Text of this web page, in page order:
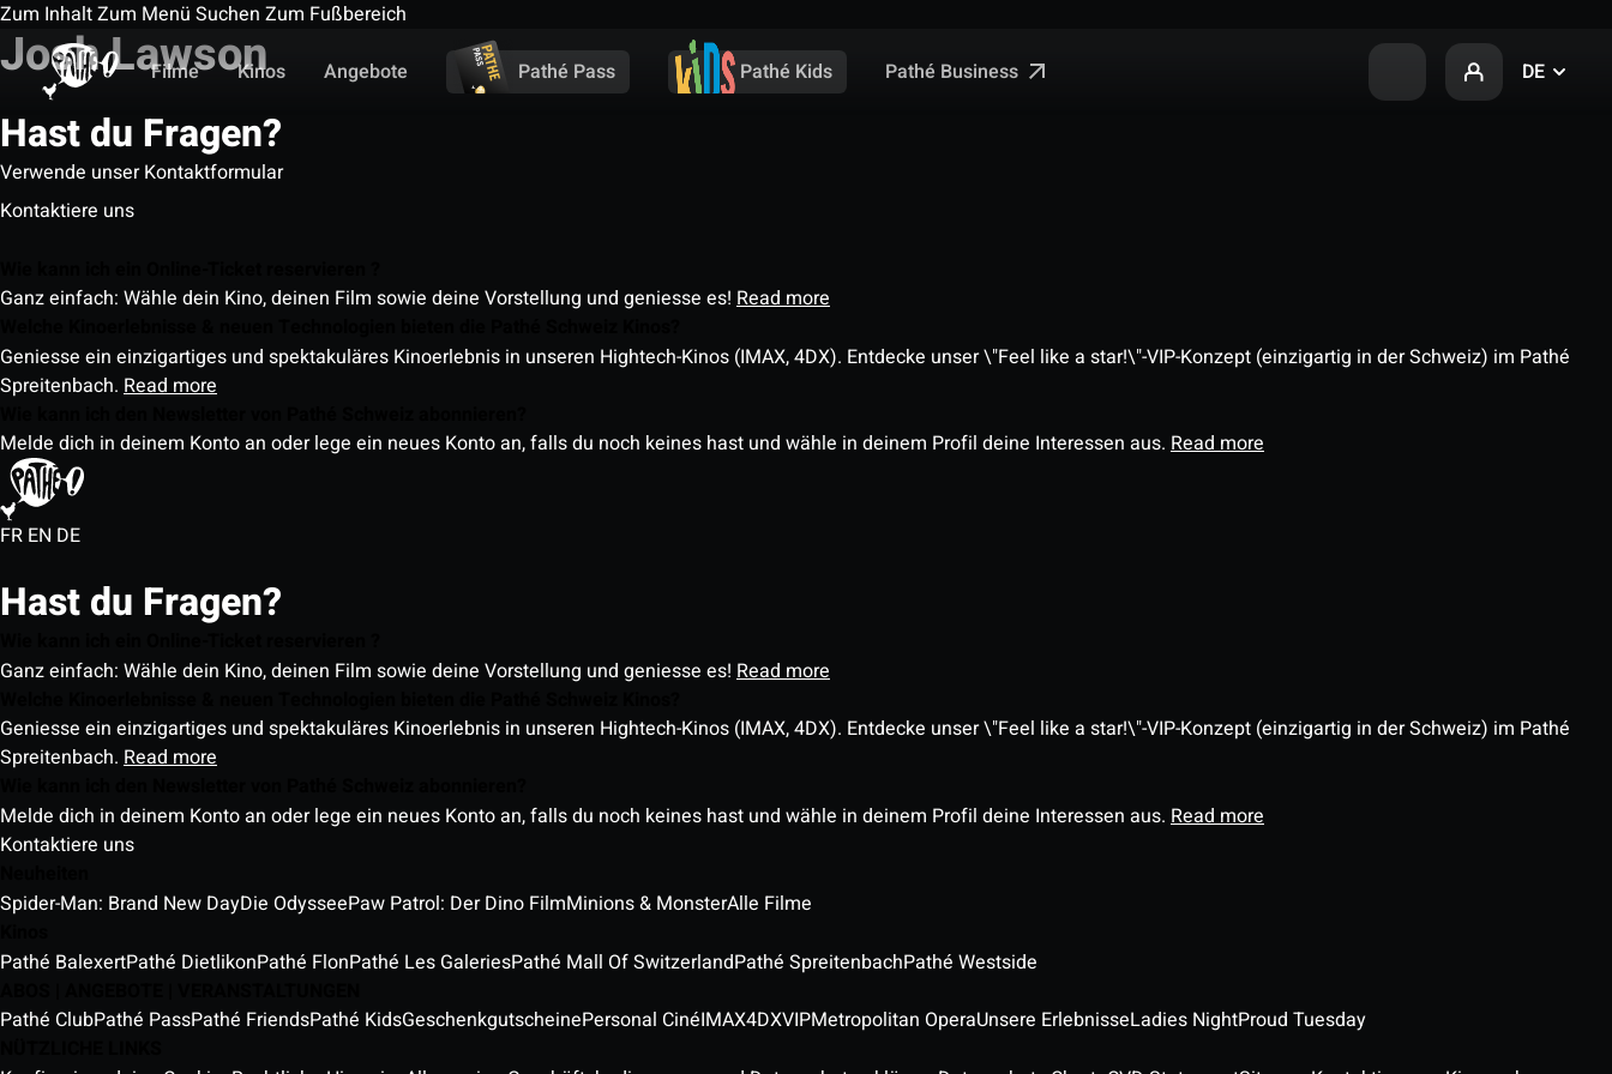
Zum InhaltZum Menü Suchen Zum Fußbereich
Filme
Kinos Angebote Pathé Pass Pathé Kids Pathé Business DE
Josh Lawson
Hast du Fragen?
Verwende unser Kontaktformular
Kontaktiere uns
Ganz einfach: Wähle dein Kino, deinen Film sowie deine Vorstellung und geniesse es! Read more
Geniesse ein einzigartiges und spektakuläres Kinoerlebnis in unseren Hightech-Kinos (IMAX, 4DX). Entdecke unser \"Feel like a star!\"-VIP-Konzept (einzigartig in der Schweiz) im Pathé
Spreitenbach. Read more
Melde dich in deinem Konto an oder lege ein neues Konto an, falls du noch keines hast und wähle in deinem Profil deine Interessen aus. Read more
FR EN DE
Hast du Fragen?
Ganz einfach: Wähle dein Kino, deinen Film sowie deine Vorstellung und geniesse es! Read more
Geniesse ein einzigartiges und spektakuläres Kinoerlebnis in unseren Hightech-Kinos (IMAX, 4DX). Entdecke unser \"Feel like a star!\"-VIP-Konzept (einzigartig in der Schweiz) im Pathé
Spreitenbach. Read more
Melde dich in deinem Konto an oder lege ein neues Konto an, falls du noch keines hast und wähle in deinem Profil deine Interessen aus. Read more
Kontaktiere uns
Spider-Man: Brand New DayDie OdysseePaw Patrol: Der Dino FilmMinions & MonsterAlle Filme
Pathé BalexertPathé DietlikonPathé FlonPathé Les GaleriesPathé Mall Of SwitzerlandPathé SpreitenbachPathé Westside
Pathé ClubPathé PassPathé FriendsPathé KidsGeschenkgutscheinePersonal CinéIMAX4DXVIPMetropolitan OperaUnsere ErlebnisseLadies NightProud Tuesday